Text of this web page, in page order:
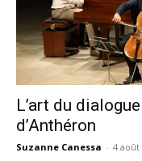
L’art du
d’Anthéron
Suzanne Canessa - 4 août